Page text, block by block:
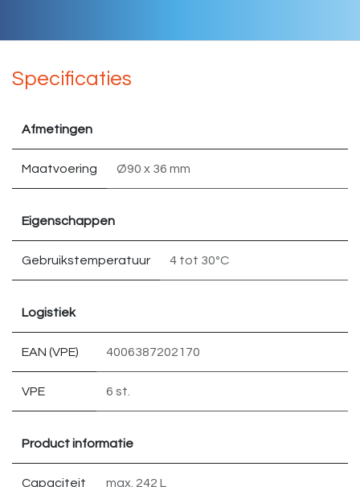
Specificaties
Afmetingen
Maatvoering Ø90 x 36 mm
Eigenschappen
Gebruikstemperatuur 4 tot 30ºC
Logistiek
EAN (VPE) 4006387202170
VPE 6 st.
Product informatie
Capaciteit max. 242 L